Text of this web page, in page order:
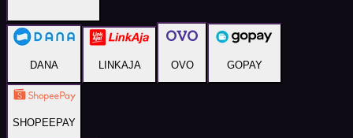
DANA LINKAJA OVO GOPAY
SHOPEEPAY